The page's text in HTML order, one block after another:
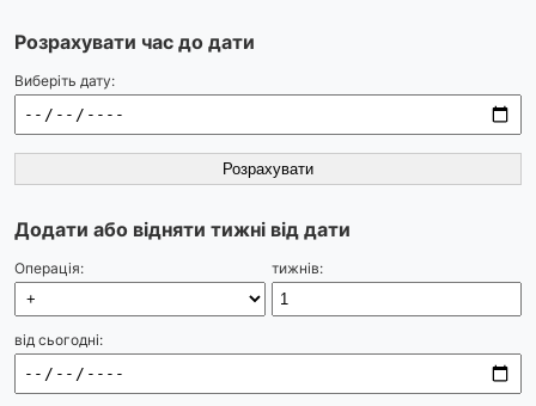
Розрахувати час до дати
Виберіть дату:
Розрахувати
Додати або відняти тижні від дати
Операція: тижнів:
від сьогодні: